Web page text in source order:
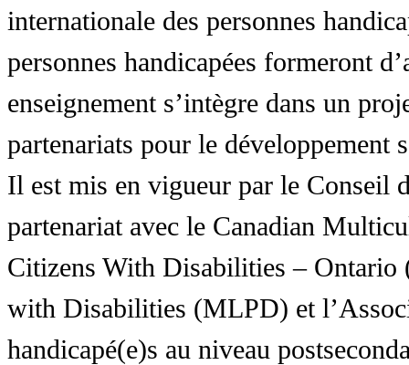
internationale des personnes
personnes handicapées formeront
enseignement s’intègre dans un
partenariats pour le développement
Il est mis en vigueur par le Conseil
partenariat avec le Canadian
Citizens With Disabilities – Ontario
with Disabilities (MLPD) et
handicapé(e)s au niveau